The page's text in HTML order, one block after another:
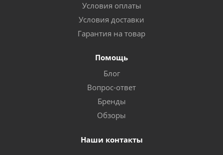
Условия оплаты
Условия доставки
Гарантия на товар
Помощь
Блог
Вопрос-ответ
Бренды
Обзоры
Наши контакты